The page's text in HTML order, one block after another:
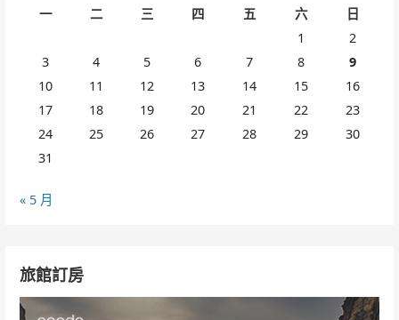
一
二 三 四 五 六
日
1
2
3
4 5 6 7 8
9
10
11 12 13 14 15
16
17
18 19 20 21 22
23
24
25 26 27 28 29
30
31
« 5 月
旅館訂房